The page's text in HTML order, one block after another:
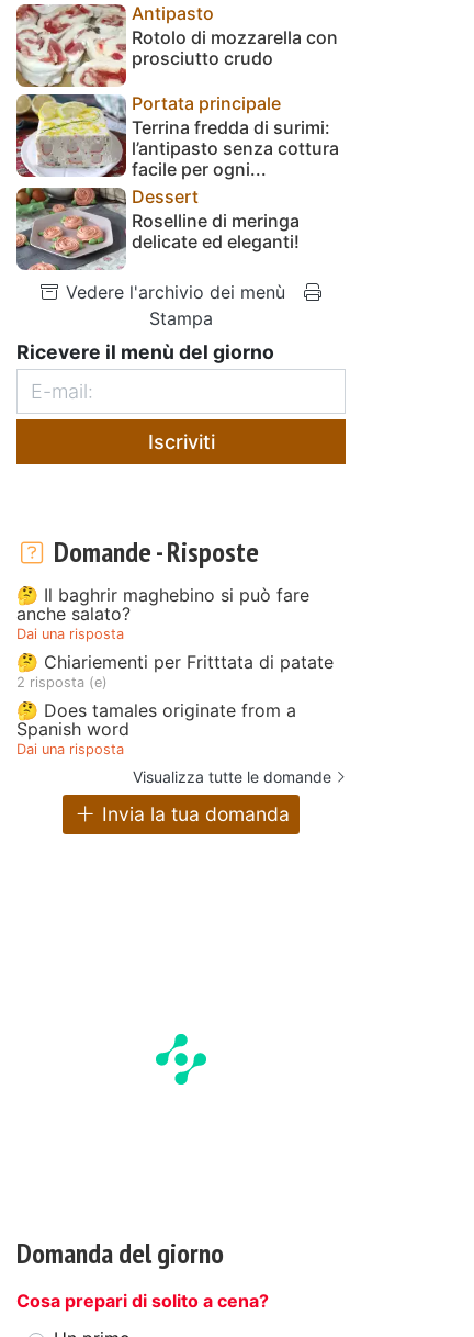
Antipasto
Rotolo di mozzarella con
prosciutto crudo
Portata principale
Terrina fredda di surimi:
l’antipasto senza cottura
facile per ogni...
Dessert
Roselline di meringa
delicate ed eleganti!
Vedere l'archivio dei menù
Stampa
Ricevere il menù del giorno
Iscriviti
Domande - Risposte
🤔 Il baghrir maghebino si può fare
anche salato?
Dai una risposta
🤔 Chiariementi per Fritttata di patate
2 risposta (e)
🤔 Does tamales originate from a
Spanish word
Dai una risposta
Visualizza tutte le domande
Invia la tua domanda
Domanda del giorno
Cosa prepari di solito a cena?